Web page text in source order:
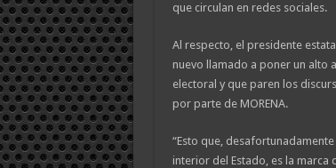
que circulan en redes sociales.
Al respecto, el presidente
nuevo llamado a poner un alto
electoral y que paren los
por parte de MORENA.
“Esto que,
interior del Estado, es la marca